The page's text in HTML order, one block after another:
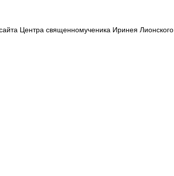
Центра священномученика Иринея Лионского